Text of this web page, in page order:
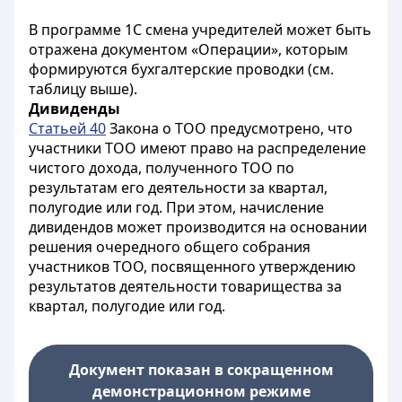
В программе 1С смена учредителей может быть
отражена документом «Операции», которым
формируются бухгалтерские проводки (см.
таблицу выше).
Дивиденды
Статьей 40Закона о ТОО предусмотрено, что
участники ТОО имеют право на распределение
чистого дохода, полученного ТОО по
результатам его деятельности за квартал,
полугодие или год. При этом, начисление
дивидендов может производится на основании
решения очередного общего собрания
участников ТОО, посвященного утверждению
результатов деятельности товарищества за
квартал, полугодие или год.
Документ показан в сокращенном
демонстрационном режиме